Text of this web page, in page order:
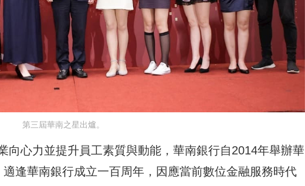
第三屆華南之星出爐。
向心力並提升員工素質與動能，華南銀行自2014年舉辦華
逢華南銀行成立一百周年，因應當前數位金融服務時代